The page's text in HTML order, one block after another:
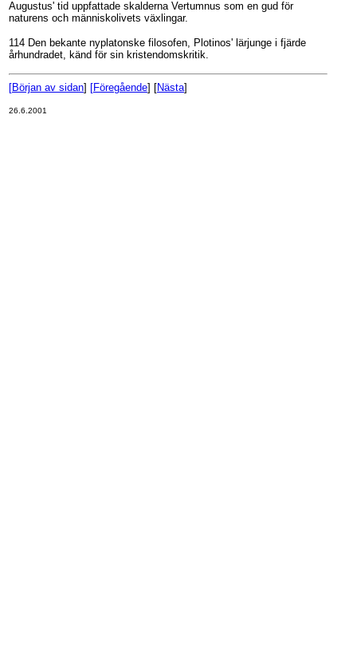
Augustus' tid uppfattade skalderna Vertumnus som en gud för
naturens och människolivets växlingar.
114 Den bekante nyplatonske filosofen, Plotinos' lärjunge i fjärde
århundradet, känd för sin kristendomskritik.
[Början av sidan] [Föregående] [Nästa]
26.6.2001